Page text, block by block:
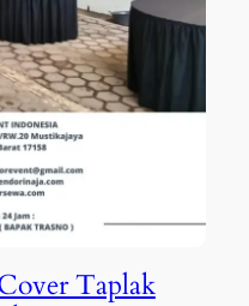
Taplak